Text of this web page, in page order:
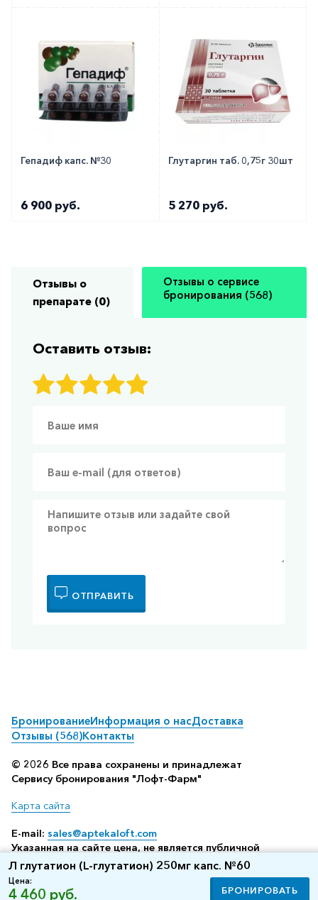
Гепадиф капс. №30
6 900 руб.
Глутаргин таб. 0,75г 30шт
5 270 руб.
Отзывы о
препарате (0)
Отзывы о сервисе
бронирования (568)
Оставить отзыв:
ОТПРАВИТЬ
Л глутатион (L-глутатион) 250мг капс. №60
Цена:
4 460 руб. БРОНИРОВАТЬ
БронированиеИнформация о насДоставка
Отзывы (568)Контакты
© 2026 Все права сохранены и принадлежат
Сервису бронирования "Лофт-Фарм"
Карта сайта
E-mail: sales@aptekaloft.com
Указанная на сайте цена, не является публичной
офертой, а всего лишь отображает среднюю стоимость
посредством бронирования в аптеке (по данным нашего
сервиса резервирования)